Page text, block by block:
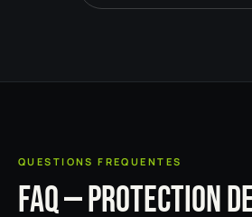
QUESTIONS FREQUENTES
FAQ — PROTECTION